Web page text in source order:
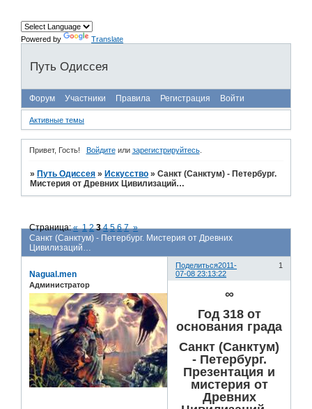
Powered by Translate
Путь Одиссея
Форум Участники Правила Регистрация Войти
Активные темы
Привет, Гость! Войдитеили зарегистрируйтесь.
» Путь Одиссея » Искусство »Санкт (Санктум) - Петербург.
Мистерия от Древних Цивилизаций…
Санкт (Санктум) - Петербург. Мистерия от Древних
Цивилизаций…
Страница:« 1 2 3 4 5 6 7 »
Поделиться 1
2011-
07-08 23:13:22
Nagual.men
Администратор
∞
Год 318 от
основания града
Санкт (Санктум)
- Петербург.
Презентация и
мистерия от
Древних